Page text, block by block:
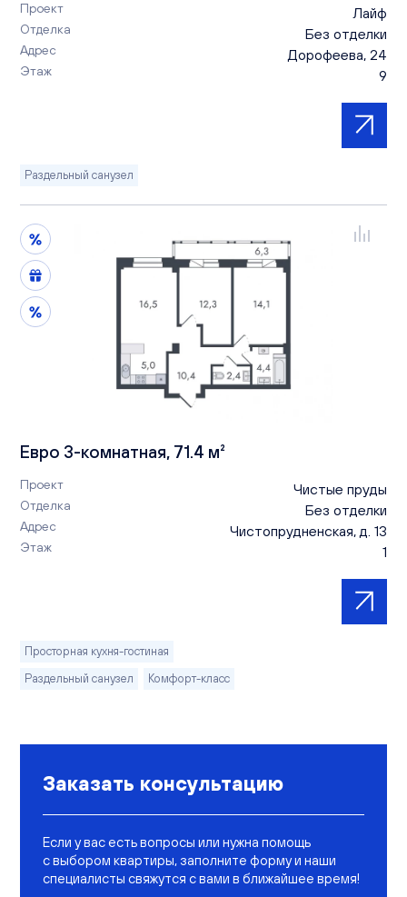
Проект Лайф
Отделка Без отделки
Адрес Дорофеева, 24
Этаж 9
Раздельный санузел
Евро 3-комнатная, 71.4 м²
Проект Чистые пруды
Отделка Без отделки
Адрес Чистопрудненская, д. 13
Этаж 1
Просторная кухня-гостиная
Раздельный санузел
Комфорт-класс
Заказать консультацию
Если у вас есть вопросы или нужна помощь
с выбором квартиры, заполните форму и наши
специалисты свяжутся с вами в ближайшее время!